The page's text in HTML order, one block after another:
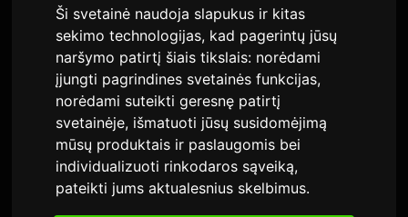
Ši svetainė naudoja slapukus ir kitas
sekimo technologijas, kad pagerintų jūsų
naršymo patirtį šiais tikslais: norėdami
įjungti pagrindines svetainės funkcijas,
norėdami suteikti geresnę patirtį
svetainėje, išmatuoti jūsų susidomėjimą
mūsų produktais ir paslaugomis bei
individualizuoti rinkodaros sąveiką,
pateikti jums aktualesnius skelbimus.
„Shangri-La Frontier“ manga
126 skyriams siūlo
nemokamai 72 valandoms